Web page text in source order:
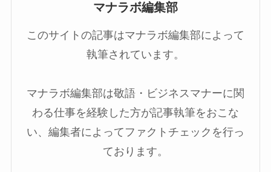
マナラボ編集部
このサイトの記事はマナラボ編集部によって
執筆されています。
マナラボ編集部は敬語・ビジネスマナーに関
わる仕事を経験した方が記事執筆をおこな
い、編集者によってファクトチェックを行っ
ております。